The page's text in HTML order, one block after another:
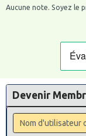
Aucune note. Soyez le
Devenir